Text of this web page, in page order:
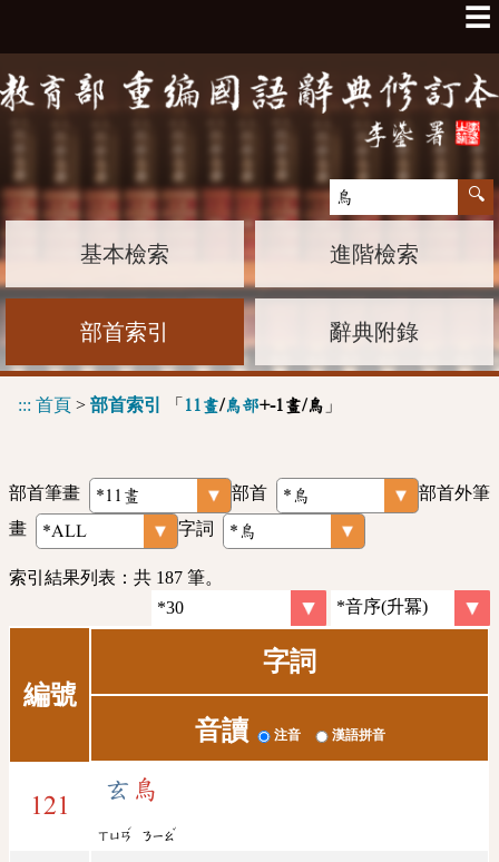
☰
基本檢索 進階檢索
部首索引 辭典附錄
::: 首頁 > 部首索引 「 11畫/鳥部+-1畫/鳥 」
部首筆畫 部首
部首外筆
畫
字詞
索引結果列表：共 187 筆。
編號
字詞
音讀 注音 漢語拼音
121
玄 鳥
ㄒㄩㄢ
ˊ
ㄋㄧㄠ
ˇ